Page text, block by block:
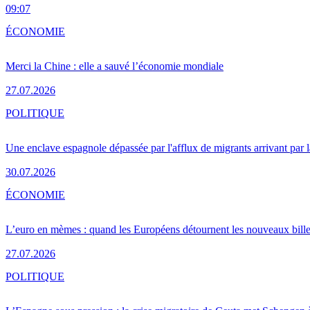
09:07
Merci la Chine : elle a sauvé l’économie mondiale
27.07.2026
ÉCONOMIE
Une enclave espagnole dépassée par l'afflux de migrants arrivant par
30.07.2026
POLITIQUE
L’euro en mèmes : quand les Européens détournent les nouveaux
27.07.2026
ÉCONOMIE
POLITIQUE